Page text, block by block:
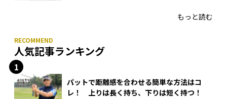
もっと読む
人気記事ランキング
パットで距離感を合わせる簡単な方法はコ
レ！ 上りは長く持ち、下りは短く持つ！